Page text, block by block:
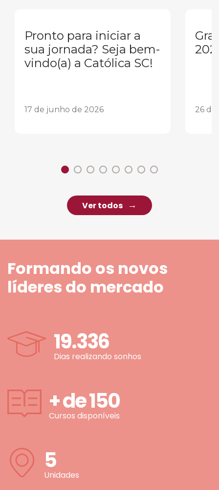
Pronto para iniciar a
sua jornada? Seja bem-
vindo(a) a Católica SC!
17 de junho de 2026 26 de
Ver todos
Formando os novos
líderes do mercado
19.336
Dias realizando sonhos
+ de150
Cursos disponíveis
5
Unidades